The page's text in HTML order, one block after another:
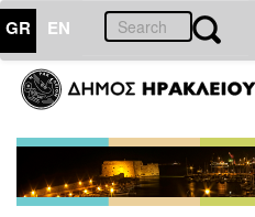
GR EN
ΕΠΙΚΑΙΡΟΤΗΤΑ
Τύπου
Αρχείο
2026